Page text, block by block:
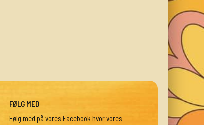
FØLG MED
Følg med på vores Facebook hvor vores